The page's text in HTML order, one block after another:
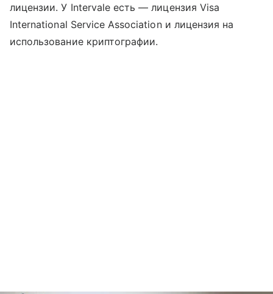
лицензии. У Intervale есть — лицензия Visa
International Service Association и лицензия на
использование криптографии.